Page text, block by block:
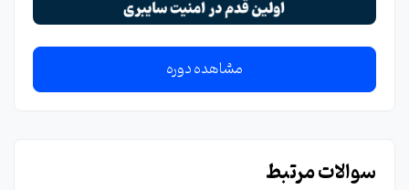
مشاهده دوره
سوالات مرتبط